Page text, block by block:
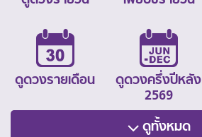
ดูดวงรายเดือน
ดูดวงครึ่งปีหลัง
2569
ดูทั้งหมด